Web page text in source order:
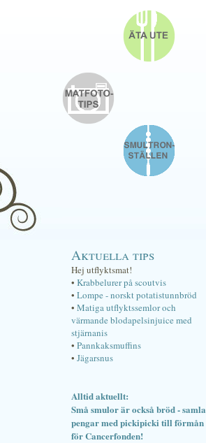
Aktuella tips
Hej utflyktsmat!
• Krabbelurer på scoutvis
• Lompe - norskt potatistunnbröd
• Matiga utflyktssemlor och
värmande blodapelsinjuice med
stjärnanis
• Pannkaksmuffins
• Jägarsnus
Alltid aktuellt:
Små smulor är också bröd - samla
pengar med pickipicki till förmån
för Cancerfonden!